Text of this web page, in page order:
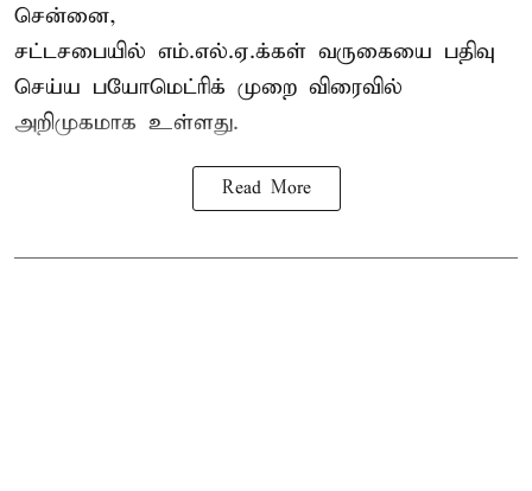
சென்னை,
சட்டசபையில் எம்.எல்.ஏ.க்கள் வருகையை பதிவு
செய்ய பயோமெட்ரிக் முறை விரைவில்
அறிமுகமாக உள்ளது.
Read More